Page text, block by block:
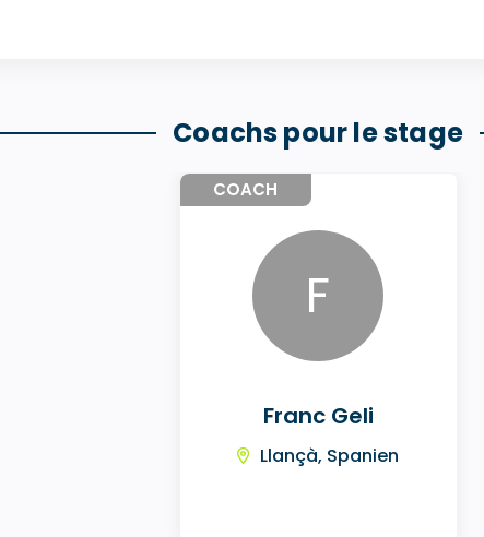
Coachs pour le stage
COACH
F
Franc Geli
Llançà, Spanien